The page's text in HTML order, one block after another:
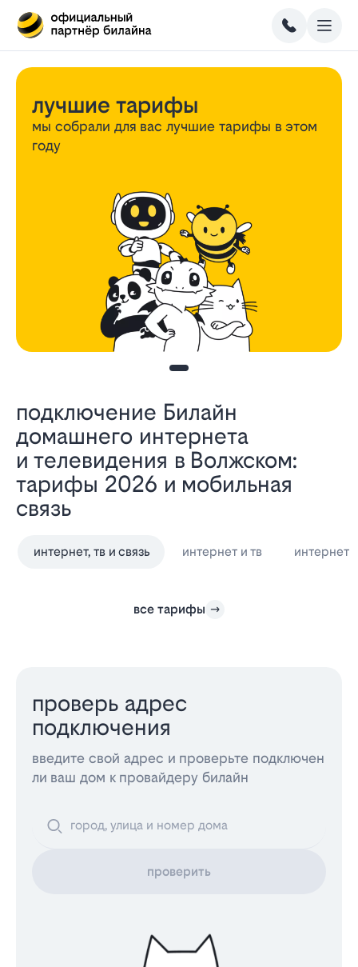
лучшие тарифы
мы собрали для вас лучшие тарифы в этом
году
Подключение Билайн
домашнего интернета
и телевидения в Волжском:
тарифы 2026 и мобильная
связь
интернет, тв и связь интернет и тв интернет
все тарифы
проверь адрес
подключения
введите свой адрес и проверьте подключен
ли ваш дом к провайдеру билайн
проверить